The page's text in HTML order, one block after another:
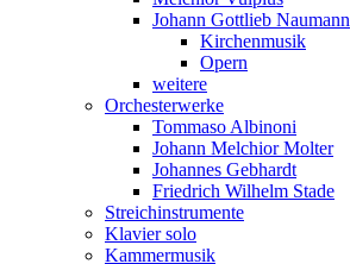
Johann Gottlieb Naumann
Kirchenmusik
Opern
weitere
Orchesterwerke
Tommaso Albinoni
Johann Melchior Molter
Johannes Gebhardt
Friedrich Wilhelm Stade
Streichinstrumente
Klavier solo
Kammermusik